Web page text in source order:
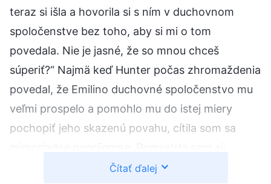
teraz si išla a hovorila si s ním v duchovnom
spoločenstve bez toho, aby si mi o tom
povedala. Nie je jasné, že so mnou chceš
súperiť?“ Najmä keď Hunter počas zhromaždenia
povedal, že Emilino duchovné spoločenstvo mu
veľmi prospelo a pomohlo mu do istej miery
pochopiť jeho skazenú povahu, cítila som sa
„Hunter raz spomenul, že moje duchovné
Čítať ďalej